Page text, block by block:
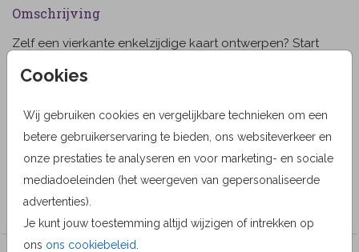
Cookies
Wij gebruiken cookies en vergelijkbare technieken om een
betere gebruikerservaring te bieden, ons websiteverkeer en
onze prestaties te analyseren en voor marketing- en sociale
mediadoeleinden (het weergeven van gepersonaliseerde
advertenties).
Je kunt jouw toestemming altijd wijzigen of intrekken op
ons ons cookiebeleid
Omschrijving
Zelf een vierkante enkelzijdige kaart ontwerpen? Start
hier een eigen ontwerp.
Designer
MyCards Design
Collectie
Rouwkaart zelf ontwerpen